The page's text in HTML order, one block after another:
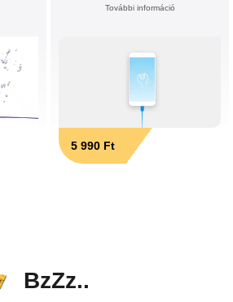
További információ
5 990 Ft
BzZz..